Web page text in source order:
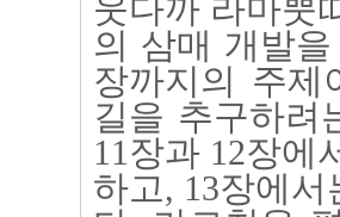
웃다까 라마뿟
의 삼매 개발
장까지의 주
길을 추구하려
11장과 12장에
하고, 13장에